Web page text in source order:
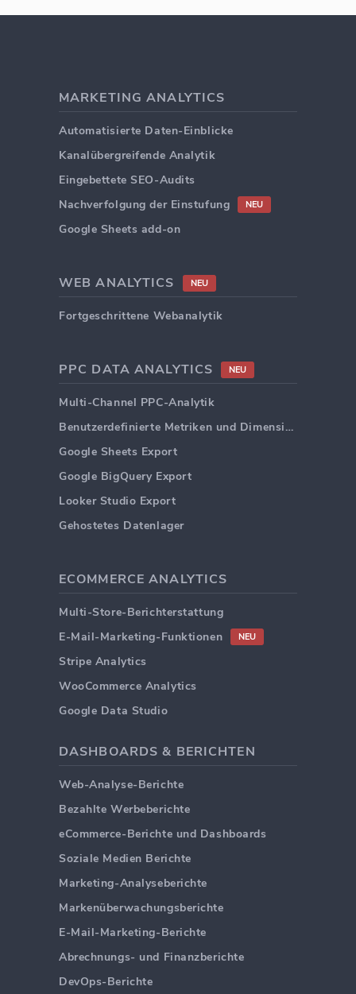
MARKETING ANALYTICS
Automatisierte Daten-Einblicke
Kanalübergreifende Analytik
Eingebettete SEO-Audits
Nachverfolgung der Einstufung
NEU
Google Sheets add-on
WEB ANALYTICS NEU
Fortgeschrittene Webanalytik
PPC DATA ANALYTICS NEU
Multi-Channel PPC-Analytik
Benutzerdefinierte Metriken und Dimensionen
Google Sheets Export
Google BigQuery Export
Looker Studio Export
Gehostetes Datenlager
ECOMMERCE ANALYTICS
Multi-Store-Berichterstattung
E-Mail-Marketing-Funktionen
NEU
Stripe Analytics
WooCommerce Analytics
Google Data Studio
DASHBOARDS & BERICHTEN
Web-Analyse-Berichte
Bezahlte Werbeberichte
eCommerce-Berichte und Dashboards
Soziale Medien Berichte
Marketing-Analyseberichte
Markenüberwachungsberichte
E-Mail-Marketing-Berichte
Abrechnungs- und Finanzberichte
DevOps-Berichte